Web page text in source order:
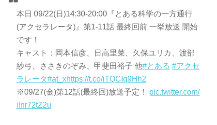
本日 09/22(日)14:30-20:00『とある科学の一方通行
(アクセラレータ)』第1-11話 最終回前 一挙放送 開始
です！
キャスト：岡本信彦、日高里菜、久保ユリカ、渡部
紗弓、ささきのぞみ、甲斐田裕子 他#とある #アクセ
ラレータ#at_xhttps://t.co/iTQCIq9Hh2
※09/27(金)第12話(最終回)放送予定！ pic.twitter.com/
ilnr72tZ2u